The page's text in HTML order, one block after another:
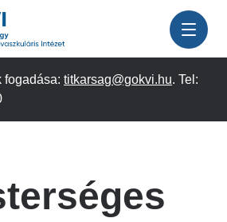
fogadása: titkarsag@gokvi.hu. Tel: